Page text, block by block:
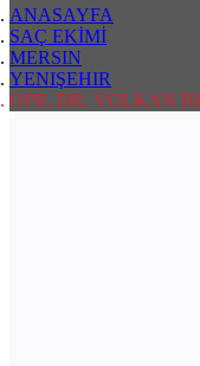
ANASAYFA
SAÇ EKİMİ
MERSIN
YENIŞEHIR
OPR. DR. VOLKAN